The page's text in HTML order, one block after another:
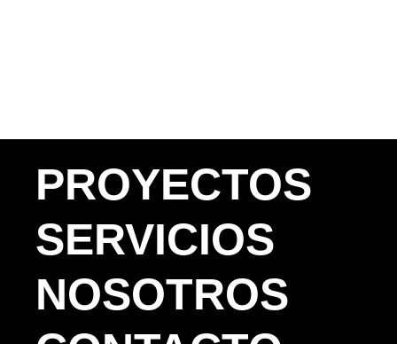
PROYECTOS
SERVICIOS
NOSOTROS